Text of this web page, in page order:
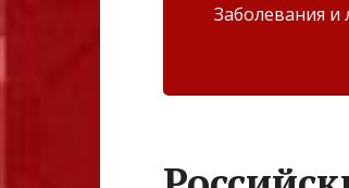
Заболевания и